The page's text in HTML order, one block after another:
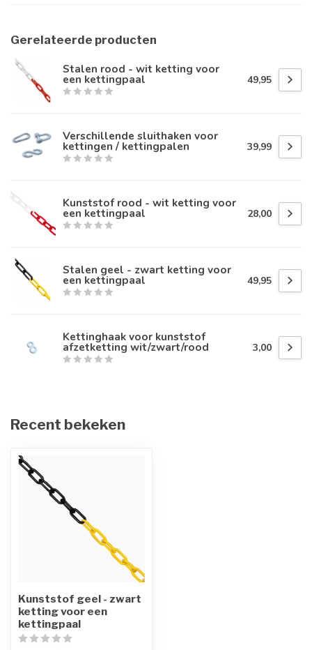
Gerelateerde producten
Stalen rood - wit ketting voor
een kettingpaal 49,95
Verschillende sluithaken voor
kettingen / kettingpalen 39,99
Kunststof rood - wit ketting voor
een kettingpaal 28,00
Stalen geel - zwart ketting voor
een kettingpaal 49,95
Kettinghaak voor kunststof
afzetketting wit/zwart/rood 3,00
Recent bekeken
Kunststof geel - zwart
ketting voor een
kettingpaal